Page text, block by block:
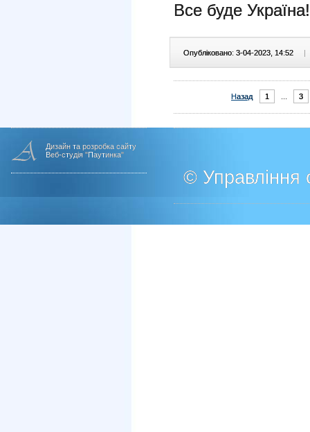
Все буде Україна!
Опубліковано: 3-04-2023, 14:52 |
Назад 1 3
Дизайн та розробка сайту
Веб-студія "Паутинка"
© Управління